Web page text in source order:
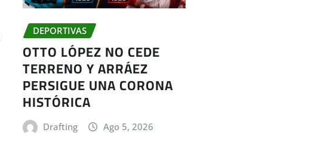
DEPORTIVAS
OTTO LÓPEZ NO CEDE
TERRENO Y ARRÁEZ
PERSIGUE UNA CORONA
HISTÓRICA
Drafting Ago 5, 2026